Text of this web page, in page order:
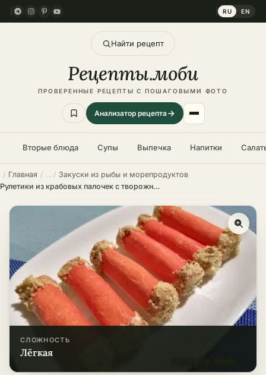
RU EN
Найти рецепт
Рецепты.моби
ПРОВЕРЕННЫЕ РЕЦЕПТЫ С ПОШАГОВЫМИ ФОТО
Анализатор рецепта
Вторые блюда Супы Выпечка Напитки
Главная
Закуски из рыбы и морепродуктов
Рулетики из крабовых палочек с творожным сыром – пошаговый рецепт
СЛОЖНОСТЬ
лёгкая